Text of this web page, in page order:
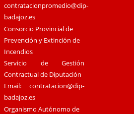
contratacionpromedio@dip-
badajoz.es
Consorcio Provincial de
Prevención y Extinción de
Incendios
Servicio de Gestión
Contractual de Diputación
Email:contratacion@dip-
badajoz.es
Organismo Autónomo de